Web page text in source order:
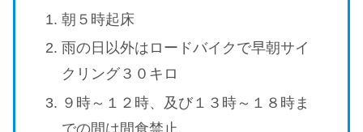
朝５時起床
雨の日以外はロードバイクで早朝サイ
クリング３０キロ
９時～１２時、及び１３時～１８時ま